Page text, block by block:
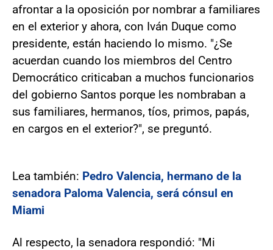
afrontar a la oposición por nombrar a familiares
en el exterior y ahora, con Iván Duque como
presidente, están haciendo lo mismo. "¿Se
acuerdan cuando los miembros del Centro
Democrático criticaban a muchos funcionarios
del gobierno Santos porque les nombraban a
sus familiares, hermanos, tíos, primos, papás,
en cargos en el exterior?", se preguntó.
Lea también: Pedro Valencia, hermano de la
senadora Paloma Valencia, será cónsul en
Miami
Al respecto, la senadora respondió: "Mi